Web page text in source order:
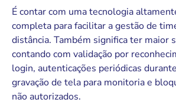
É contar com uma tecnologia
completa para facilitar a gestão de
distância. Também significa ter maior
contando com validação por
login, autenticações periódicas
gravação de tela para monitoria e
não autorizados.